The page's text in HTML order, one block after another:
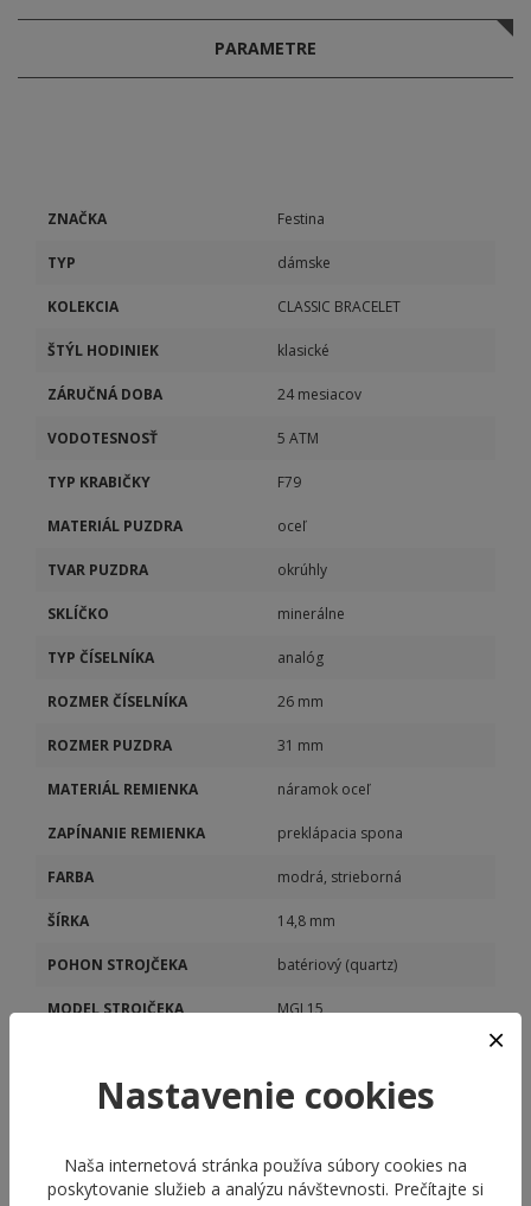
PARAMETRE
ZNAČKA Festina
TYP dámske
KOLEKCIA CLASSIC BRACELET
ŠTÝL HODINIEK klasické
ZÁRUČNÁ DOBA 24 mesiacov
VODOTESNOSŤ 5 ATM
TYP KRABIČKY F79
MATERIÁL PUZDRA oceľ
TVAR PUZDRA okrúhly
SKLÍČKO minerálne
TYP ČÍSELNÍKA analóg
ROZMER ČÍSELNÍKA 26 mm
ROZMER PUZDRA 31 mm
MATERIÁL REMIENKA náramok oceľ
ZAPÍNANIE REMIENKA preklápacia spona
FARBA modrá, strieborná
ŠÍRKA 14,8 mm
POHON STROJČEKA batériový (quartz)
MODEL STROJČEKA MGL15
Áno
Nastavenie cookies
Naša internetová stránka používa súbory cookies na
poskytovanie služieb a analýzu návštevnosti. Prečítajte si